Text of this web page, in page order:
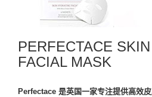
PERFECTACE
FACIAL MASK
Perfectace 是英国一家专注提供高效